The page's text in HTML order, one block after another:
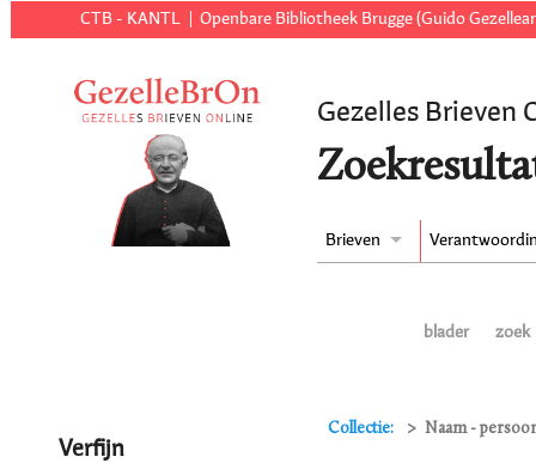
CTB - KANTL Openbare Bibliotheek Brugge (Guido
Gezelles Brieven
Brieven
blader zoek
Collectie: Naam -
Verfijn